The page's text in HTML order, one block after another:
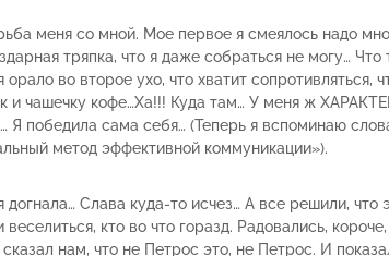
меня со мной. Мое первое я смеялось надо
тряпка, что я даже собраться не могу…
орало во второе ухо, что хватит сопротивляться,
и чашечку кофе…Ха!!! Куда там… У меня ж
Я победила сама себя… (Теперь я вспоминаю
метод эффективной коммуникации»).
догнала… Слава куда-то исчез… А все решили,
веселиться, кто во что горазд. Радовались,
нам, что не Петрос это, не Петрос. И